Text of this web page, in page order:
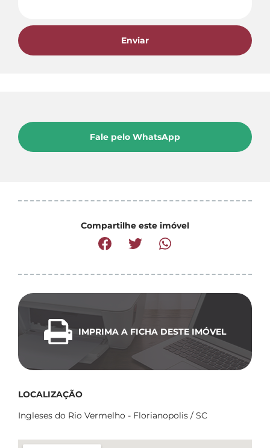
Enviar
Fale pelo WhatsApp
Compartilhe este imóvel
IMPRIMA A FICHA DESTE IMÓVEL
LOCALIZAÇÃO
Ingleses do Rio Vermelho - Florianopolis / SC